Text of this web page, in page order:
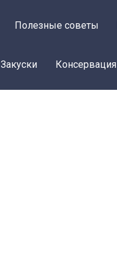
Полезные советы
Закуски Консервация